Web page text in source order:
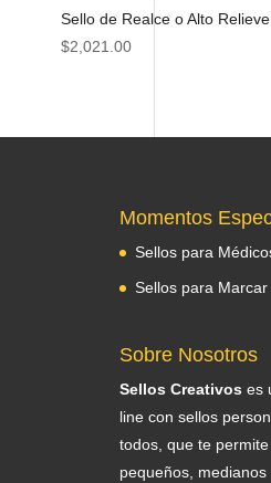
Sello de Realce o Alto
$2,021.00
Momentos
Sellos para
Sellos para Marcar
Sobre Nosotros
Sellos Creativos es
line con sellos
todos, que te
pequeños,